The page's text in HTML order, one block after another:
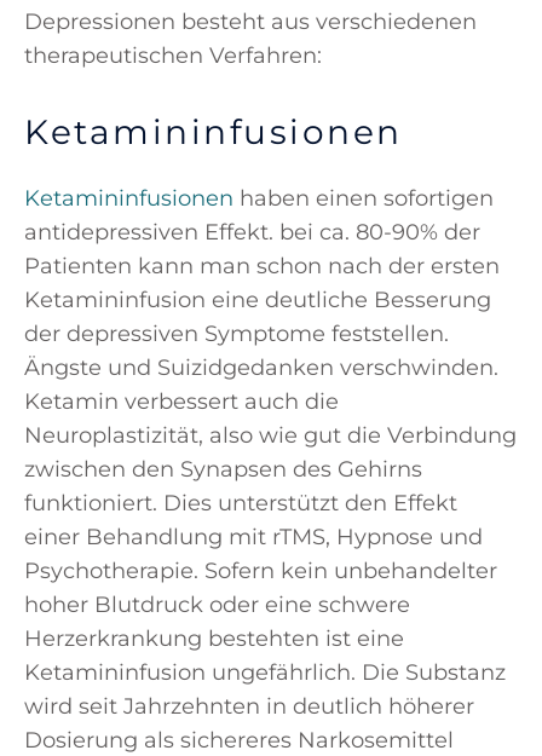
Depressionen besteht aus verschiedenen
therapeutischen Verfahren:
Ketamininfusionen
Ketamininfusionen haben einen sofortigen
antidepressiven Effekt. bei ca. 80-90% der
Patienten kann man schon nach der ersten
Ketamininfusion eine deutliche Besserung
der depressiven Symptome feststellen.
Ängste und Suizidgedanken verschwinden.
Ketamin verbessert auch die
Neuroplastizität, also wie gut die Verbindung
zwischen den Synapsen des Gehirns
funktioniert. Dies unterstützt den Effekt
einer Behandlung mit rTMS, Hypnose und
Psychotherapie. Sofern kein unbehandelter
hoher Blutdruck oder eine schwere
Herzerkrankung bestehten ist eine
Ketamininfusion ungefährlich. Die Substanz
wird seit Jahrzehnten in deutlich höherer
Dosierung als sichereres Narkosemittel